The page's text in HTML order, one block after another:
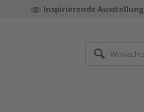
Inspirierende Ausstellung